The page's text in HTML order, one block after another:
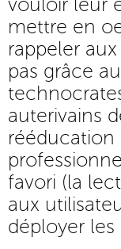
vouloir leur
mettre en
rappeler
pas grâce
auterivains
rééducation
favori (la
aux
déployer les